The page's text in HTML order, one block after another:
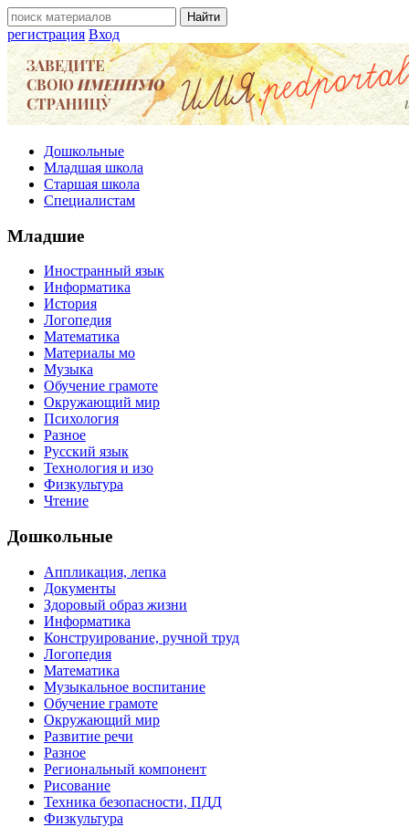
регистрация Вход
Дошкольные
Младшая школа
Старшая школа
Специалистам
Младшие
Иностранный язык
Информатика
История
Логопедия
Математика
Материалы мо
Музыка
Обучение грамоте
Окружающий мир
Психология
Разное
Русский язык
Технология и изо
Физкультура
Чтение
Дошкольные
Аппликация, лепка
Документы
Здоровый образ жизни
Информатика
Конструирование, ручной труд
Логопедия
Математика
Музыкальное воспитание
Обучение грамоте
Окружающий мир
Развитие речи
Разное
Региональный компонент
Рисование
Техника безопасности, ПДД
Физкультура